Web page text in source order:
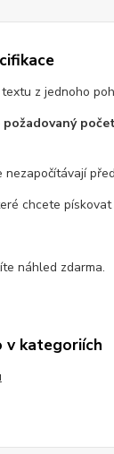
z jednoho
nezapočítávají
chcete
náhled zdarma.
v kategoriích